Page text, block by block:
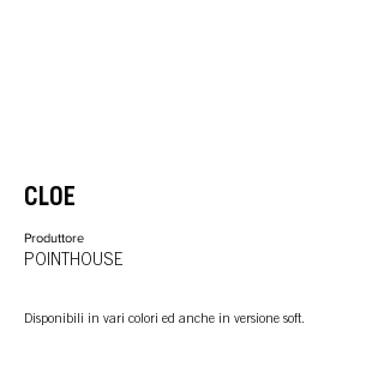
CLOE
Produttore
POINTHOUSE
Disponibili in vari colori ed anche in versione soft.